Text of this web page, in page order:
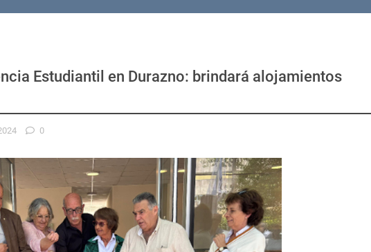
Estudiantil en Durazno: brindará alojamientos
0